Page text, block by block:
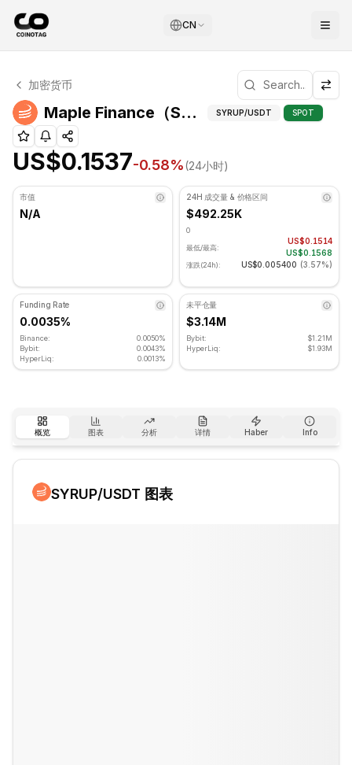
CN
Maple Finance 技术分析
Maple Finance 目前交易价格为 US$0.1537. RSI 指标为
加密货币
Maple Finance（SYRUP）技术指标 Maple
SYRUP/USDT SPOT
US$0.1537-0.58%(24小时)
市值
N/A
24H 成交量 & 价格区间
$492.25K
0
最低/最高:
US$0.1514
US$0.1568
涨跌(24h): US$0.005400 (3.57%)
Funding Rate
0.0035%
Binance:
0.0050%
Bybit:
0.0043%
HyperLiq:
0.0013%
未平仓量
$3.14M
Bybit:
$1.21M
HyperLiq:
$1.93M
概览 图表 分析 详情 Haber Info
SYRUP/USDT 图表